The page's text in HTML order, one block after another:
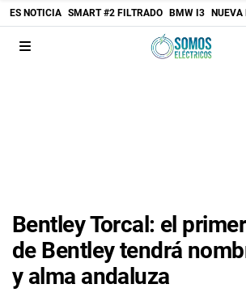
ES NOTICIA SMART #2 FILTRADO BMW I3
Bentley Torcal: el
de Bentley tendrá
y alma andaluza